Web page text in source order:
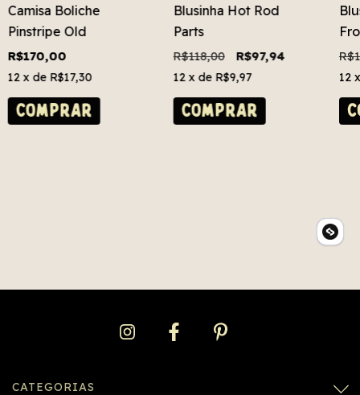
Camisa Boliche
Pinstripe Old
R$170,00
12 x de R$17,30
COMPRAR
Blusinha Hot Rod
Parts
R$118,00 R$97,94
12 x de R$9,97
COMPRAR
12
CATEGORIAS